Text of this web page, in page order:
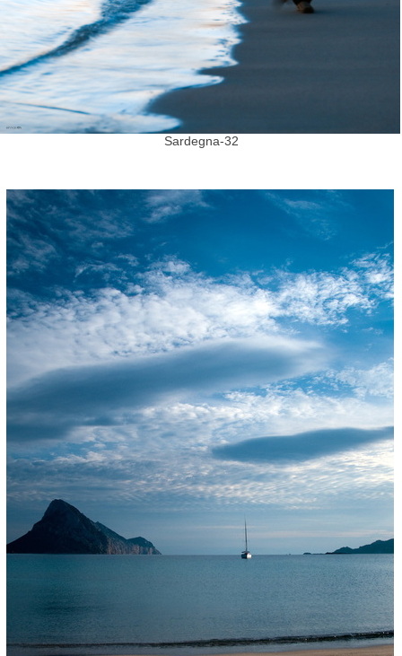
Sardegna-32